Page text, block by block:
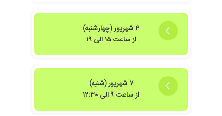
۴ شهریور (چهارشنبه)
از ساعت ۱۵ الی ۱۹
۷ شهریور (شنبه)
از ساعت ۹ الی ۱۲:۳۰